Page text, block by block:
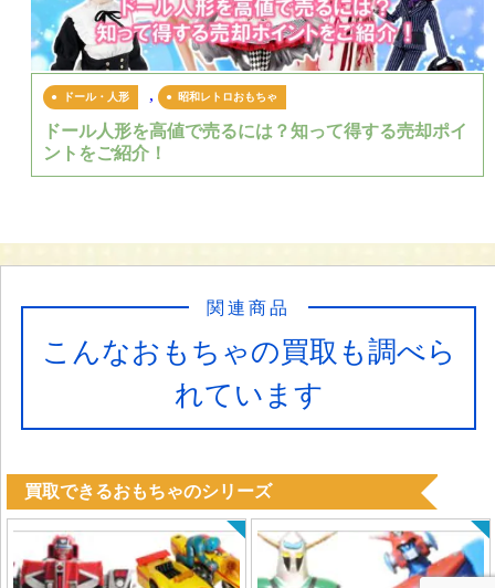
ドール・人形 , 昭和レトロおもちゃ
ドール人形を高値で売るには？知って得する売却ポイ
ントをご紹介！
こんなおもちゃの買取も調べら
れています
関連商品
買取できるおもちゃのシリーズ